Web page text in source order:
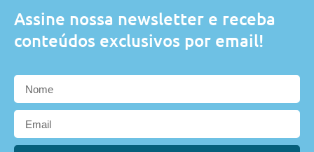
Assine nossa newsletter e receba
conteúdos exclusivos por email!